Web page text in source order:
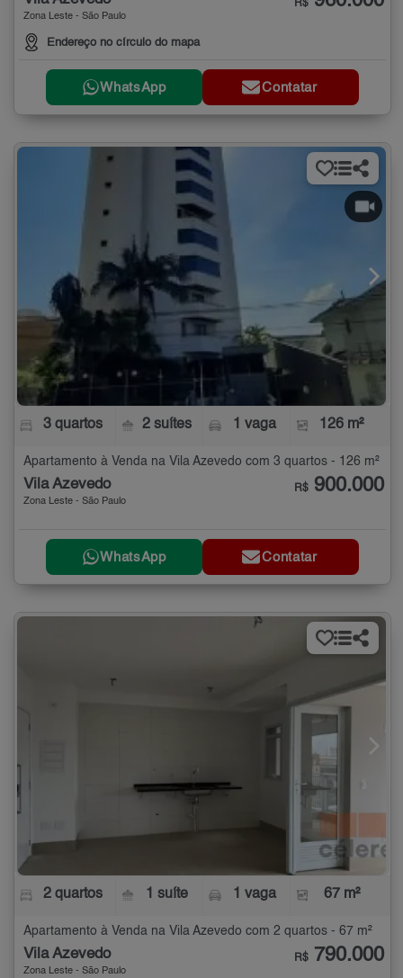
Zona Leste - São Paulo
Endereço no círculo do mapa
R$
WhatsApp Contatar
3 quartos 2 suítes 1 vaga 126 m²
Apartamento à Venda na Vila Azevedo com 3 quartos - 126 m²
Vila Azevedo
Zona Leste - São Paulo
R$ 900.000
WhatsApp Contatar
2 quartos 1 suíte 1 vaga 67 m²
Apartamento à Venda na Vila Azevedo com 2 quartos - 67 m²
Vila Azevedo
Zona Leste - São Paulo
R$ 790.000